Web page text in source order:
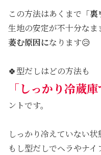
この方法はあくまで「裏
生地の安定が不十分なま
萎む原因になります😥
🍀型だしはどの方法も
「しっかり冷蔵
ントです。
しっかり冷えていない状
もし型だしでヘラやナ